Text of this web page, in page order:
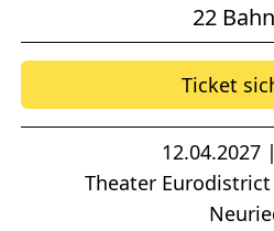
22
Ticket
12.04.2027
Theater Eurodistrict